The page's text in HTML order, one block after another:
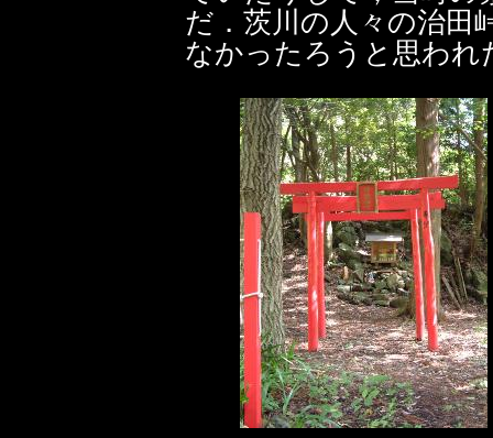
だ．茨川の人々の治田
なかったろうと思われ